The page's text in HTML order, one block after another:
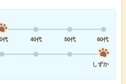
代 40代 50代
60代
しずか